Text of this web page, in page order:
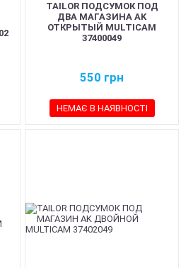
TAILOR ПОДСУМОК ПОД
ДВА МАГАЗИНА AK
ОТКРЫТЫЙ MULTICAM
37400049
550 грн
НЕМАЄ В НАЯВНОСТІ